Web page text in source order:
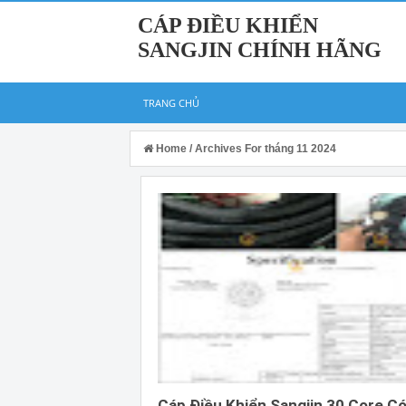
CÁP ĐIỀU KHIỂN
SANGJIN CHÍNH HÃNG
TRANG CHỦ
Home / Archives For tháng 11 2024